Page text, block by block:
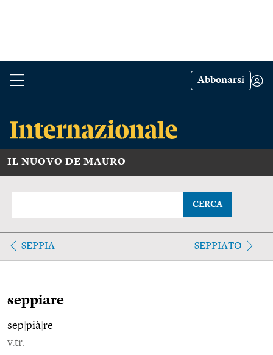
Abbonarsi
IL NUOVO DE MAURO
CERCA
SEPPIA SEPPIATO
seppiare
sep pià re
v.tr.